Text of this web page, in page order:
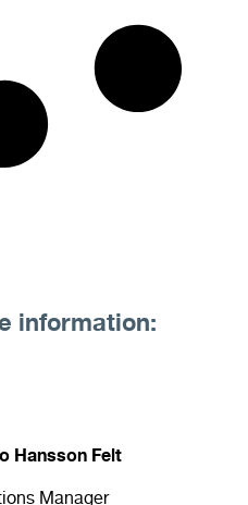
information:
Hansson Felt
Manager